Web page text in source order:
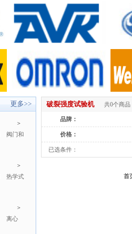
更多>>
>
阀门和
>
热学式
>
离心
破裂强度试验机 共0个商品
品牌：
价格：
已选条件：
首